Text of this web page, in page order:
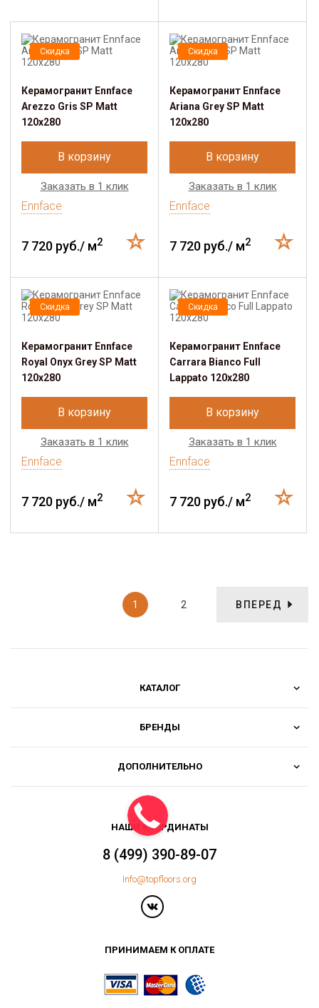
Скидка
Керамогранит Ennface
Arezzo Gris SP Matt
120x280
В корзину
Заказать в 1 клик
Ennface
7 720 руб./ м2
Скидка
Керамогранит Ennface
Ariana Grey SP Matt
120x280
В корзину
Заказать в 1 клик
Ennface
7 720 руб./ м2
Скидка
Керамогранит Ennface
Royal Onyx Grey SP Matt
120x280
В корзину
Заказать в 1 клик
Ennface
7 720 руб./ м2
Скидка
Керамогранит Ennface
Carrara Bianco Full
Lappato 120x280
В корзину
Заказать в 1 клик
Ennface
7 720 руб./ м2
1 2 ВПЕРЕД
КАТАЛОГ
БРЕНДЫ
ДОПОЛНИТЕЛЬНО
НАШИ КООРДИНАТЫ
8 (499) 390-89-07
Info@topfloors.org
ПРИНИМАЕМ К ОПЛАТЕ